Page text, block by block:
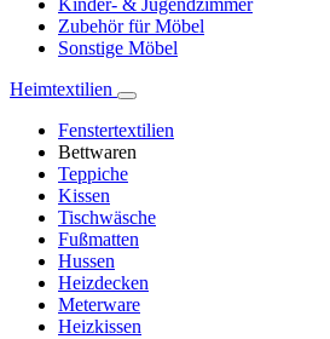
Kinder- & Jugendzimmer
Zubehör für Möbel
Sonstige Möbel
Heimtextilien
Fenstertextilien
Bettwaren
Teppiche
Kissen
Tischwäsche
Fußmatten
Hussen
Heizdecken
Meterware
Heizkissen